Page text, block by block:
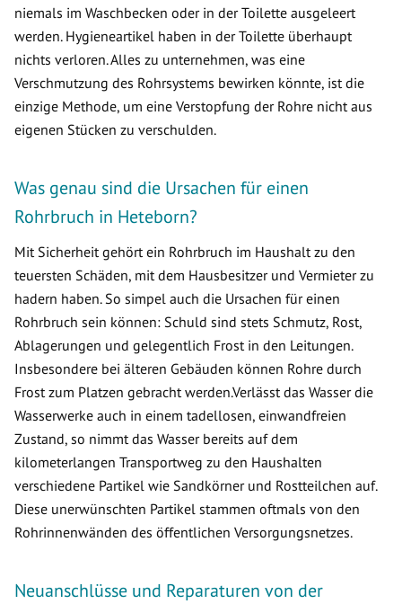
niemals im Waschbecken oder in der Toilette ausgeleert
werden. Hygieneartikel haben in der Toilette überhaupt
nichts verloren. Alles zu unternehmen, was eine
Verschmutzung des Rohrsystems bewirken könnte, ist die
einzige Methode, um eine Verstopfung der Rohre nicht aus
eigenen Stücken zu verschulden.
Was genau sind die Ursachen für einen
Rohrbruch in Heteborn?
Mit Sicherheit gehört ein Rohrbruch im Haushalt zu den
teuersten Schäden, mit dem Hausbesitzer und Vermieter zu
hadern haben. So simpel auch die Ursachen für einen
Rohrbruch sein können: Schuld sind stets Schmutz, Rost,
Ablagerungen und gelegentlich Frost in den Leitungen.
Insbesondere bei älteren Gebäuden können Rohre durch
Frost zum Platzen gebracht werden.Verlässt das Wasser die
Wasserwerke auch in einem tadellosen, einwandfreien
Zustand, so nimmt das Wasser bereits auf dem
kilometerlangen Transportweg zu den Haushalten
verschiedene Partikel wie Sandkörner und Rostteilchen auf.
Diese unerwünschten Partikel stammen oftmals von den
Rohrinnenwänden des öffentlichen Versorgungsnetzes.
Neuanschlüsse und Reparaturen von der